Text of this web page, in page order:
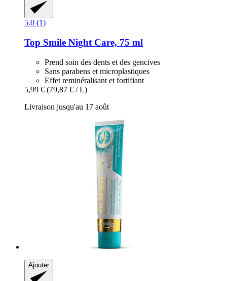
5.0 (1)
Top Smile Night Care, 75 ml
Prend soin des dents et des gencives
Sans parabens et microplastiques
Effet reminéralisant et fortifiant
5,99 € (79,87 € / L)
Livraison jusqu'au 17 août
Ajouter